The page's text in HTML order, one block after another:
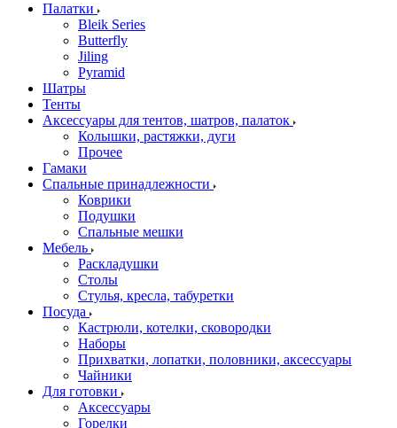
Палатки
Bleik Series
Butterfly
Jiling
Pyramid
Шатры
Тенты
Аксессуары для тентов, шатров, палаток
Колышки, растяжки, дуги
Прочее
Гамаки
Спальные принадлежности
Коврики
Подушки
Спальные мешки
Мебель
Раскладушки
Столы
Стулья, кресла, табуретки
Посуда
Кастрюли, котелки, сковородки
Наборы
Прихватки, лопатки, половники, аксессуары
Чайники
Для готовки
Аксессуары
Горелки